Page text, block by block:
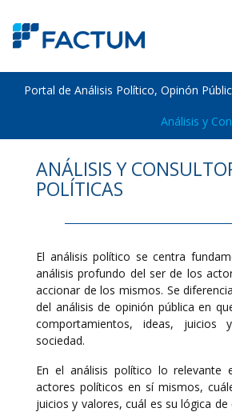
Portal de Análisis Político, Opinón
Análisis y
ANÁLISIS Y
POLÍTICAS
El análisis político se centra
análisis profundo del ser de los
accionar de los mismos. Se
del análisis de opinión pública en
comportamientos, ideas,
sociedad.
En el análisis político lo relevante
actores políticos en sí mismos,
juicios y valores, cuál es su lógica